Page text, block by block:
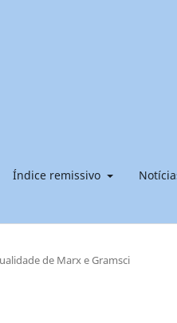
Índice remissivo
de Marx e Gramsci